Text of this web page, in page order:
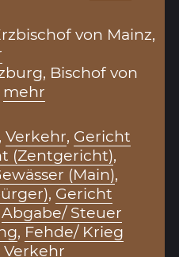
von Mainz,
Bischof von
mehr
,Verkehr, Gericht
(Zentgericht),
(Main),
, Gericht
Abgabe/ Steuer
, Fehde/ Krieg
Verkehr